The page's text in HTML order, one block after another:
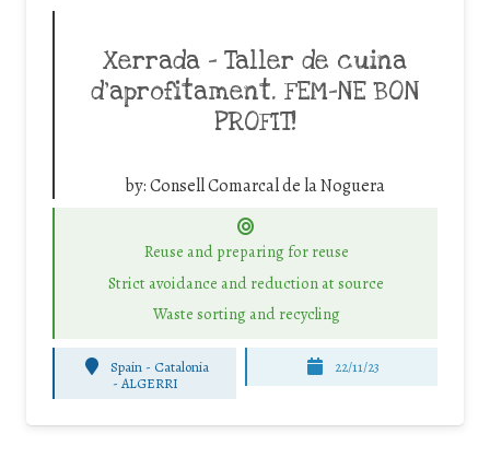
Xerrada – Taller de cuina
d’aprofitament. FEM-NE BON
PROFIT!
by:Consell Comarcal de la Noguera
Reuse and preparing for reuse
Strict avoidance and reduction at source
Waste sorting and recycling
Spain - Catalonia
- ALGERRI
22/11/23